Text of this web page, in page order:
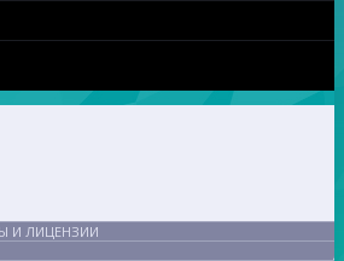
И ЛИЦЕНЗИИ